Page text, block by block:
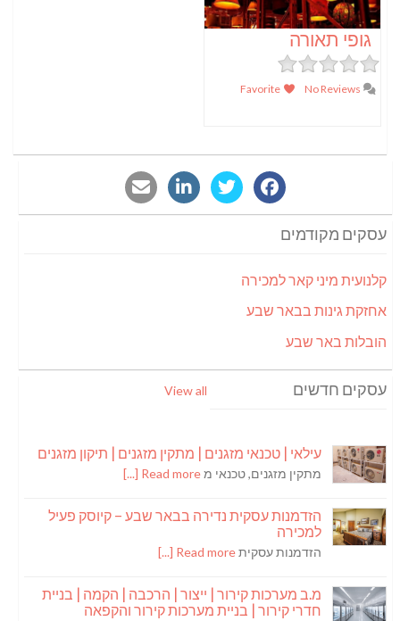
גופי תאורה
עסקים מקודמים
קלנועית מיני קאר למכירה
אחזקת גינות בבאר שבע
הובלות באר שבע
עסקים חדשים View all
עילאי | טכנאי מזגנים | מתקין מזגנים | תיקון מזגנים
מתקין מזגנים, טכנאי מRead more [...]
הזדמנות עסקית נדירה בבאר שבע – קיוסק פעיל
למכירה
הזדמנות עסקיתRead more [...]
מ.ב מערכות קירור | ייצור | הרכבה | הקמה | בניית
חדרי קירור | בניית מערכות קירור והקפאה